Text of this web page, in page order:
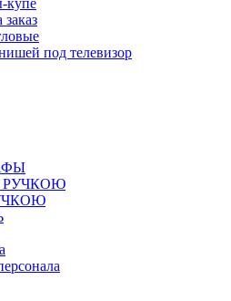
купе
под телевизор
РУЧКОЮ